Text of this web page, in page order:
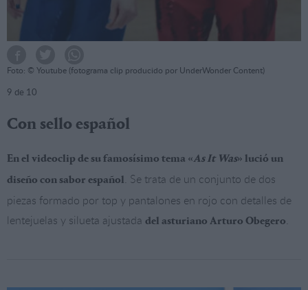
Foto: © Youtube (fotograma clip producido por UnderWonder Content)
9 de 10
Con sello español
En el videoclip de su famosísimo tema «As It Was» lució un
diseño con sabor español . Se trata de un conjunto de dos
piezas formado por top y pantalones en rojo con detalles de
lentejuelas y silueta ajustada del asturiano Arturo Obegero.